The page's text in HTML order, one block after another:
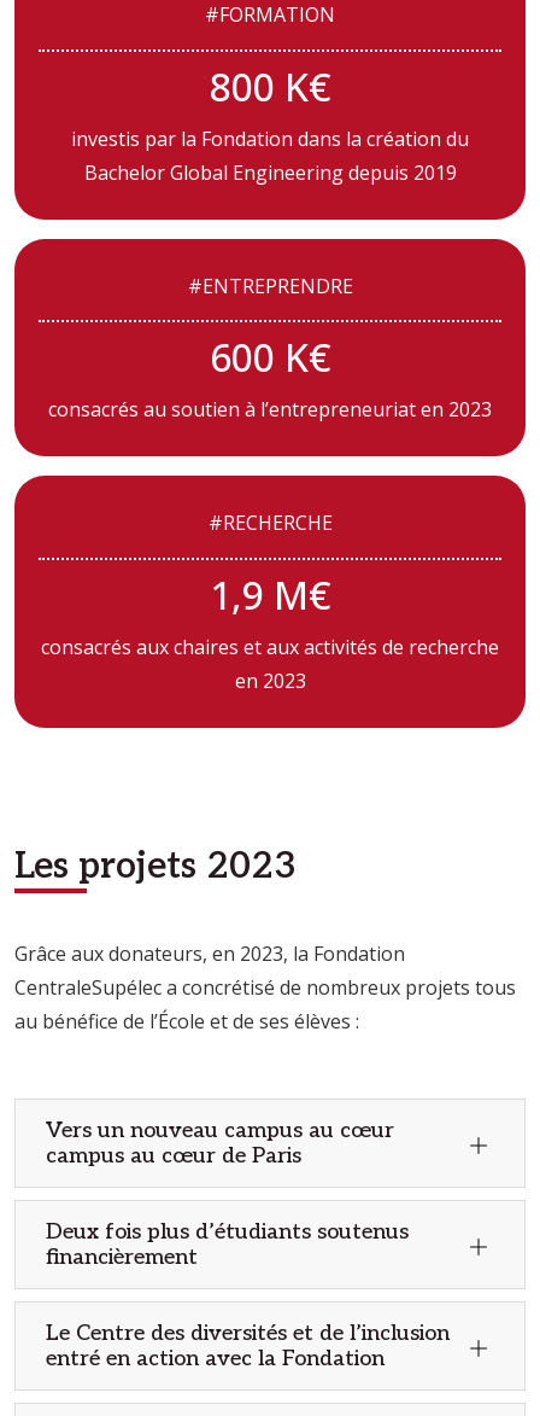
#FORMATION
800 K€
investis par la Fondation dans la création du
Bachelor Global Engineering depuis 2019
#ENTREPRENDRE
600 K€
consacrés au soutien à l’entrepreneuriat en 2023
#RECHERCHE
1,9 M€
consacrés aux chaires et aux activités de recherche
en 2023
Les projets 2023
Grâce aux donateurs, en 2023, la Fondation
CentraleSupélec a concrétisé de nombreux projets tous
au bénéfice de l’École et de ses élèves :
Vers un nouveau campus au cœur
campus au cœur de Paris
Deux fois plus d’étudiants soutenus
financièrement
Le Centre des diversités et de l’inclusion
entré en action avec la Fondation